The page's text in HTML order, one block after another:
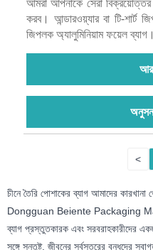
আমরা আপনাকে সেরা বিক্রয়োত্তর
করব। আন্ডারওয়্যার বা টি-শার্ট
জিপলক অ্যালুমিনিয়াম ফয়েল ব্যাগ।
<
চীনে তৈরি পোশাকের ব্যাগ আমাদের কারখানা
Dongguan Beiente Packaging
ব্যাগ প্রস্তুতকারক এবং সরবরাহকারীদের
সঙ্গে সন্তুষ্ট. জীবনের সর্বস্তরের বন্ধুদের